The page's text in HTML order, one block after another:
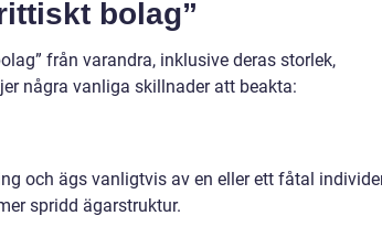
bolag”
från varandra, inklusive deras storlek,
några vanliga skillnader att beakta:
och ägs vanligtvis av en eller ett fåtal
spridd ägarstruktur.